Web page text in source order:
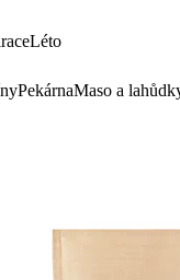
Léto
PekárnaMaso a